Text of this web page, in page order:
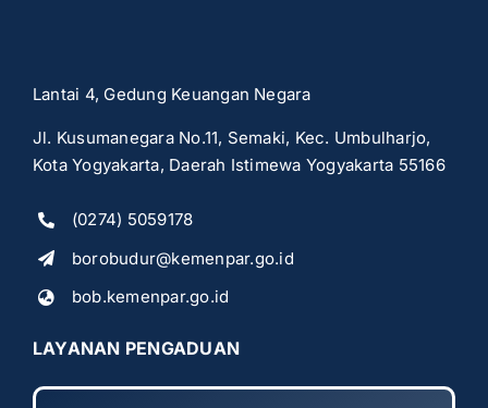
Lantai 4, Gedung Keuangan Negara
Jl. Kusumanegara No.11, Semaki, Kec. Umbulharjo,
Kota Yogyakarta, Daerah Istimewa Yogyakarta 55166
(0274) 5059178
borobudur@kemenpar.go.id
bob.kemenpar.go.id
LAYANAN PENGADUAN